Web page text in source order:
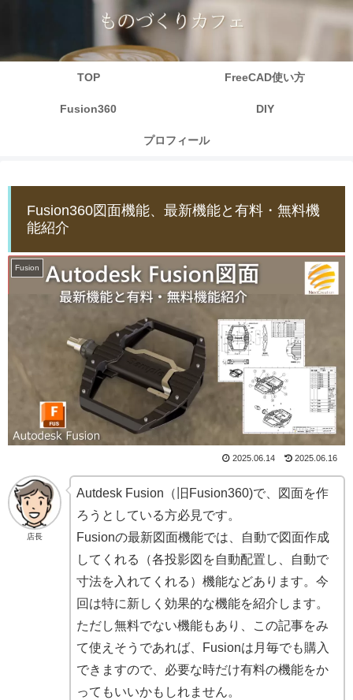
TOP FreeCAD使い方
Fusion360 DIY
プロフィール
Fusion360図面機能、最新機能と有料・無料機
能紹介
Fusion
2025.06.14 2025.06.16
店長
Autdesk Fusion（旧Fusion360)で、図面を作
ろうとしている方必見です。
Fusionの最新図面機能では、自動で図面作成
してくれる（各投影図を自動配置し、自動で
寸法を入れてくれる）機能などあります。今
回は特に新しく効果的な機能を紹介します。
ただし無料でない機能もあり、この記事をみ
て使えそうであれば、Fusionは月毎でも購入
できますので、必要な時だけ有料の機能をか
ってもいいかもしれません。